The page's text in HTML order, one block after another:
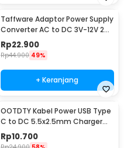
Taffware Adaptor Power Supply
Converter AC to DC 3V-12V 2A
Adjustable - 31220
Rp22.900
Rp44.900 49%
+ Keranjang
OOTDTY Kabel Power USB Type
C to DC 5.5x2.5mm Charger
Router CCTV 97cm 12V - PA12M
Rp10.700